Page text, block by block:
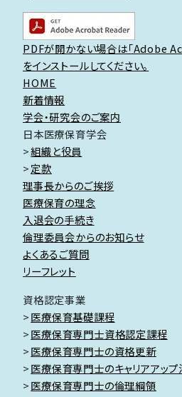
PDFが開かない場合は「Adobe
をインストールしてください。
HOME
新着情報
学会・研究会のご案内
日本医療保育学会
組織と役員
定款
理事長からのご挨拶
医療保育の理念
入退会の手続き
倫理委員会からのお知らせ
よくあるご質問
リーフレット
資格認定事業
医療保育基礎課程
医療保育専門士資格認定課程
医療保育専門士の資格更新
医療保育専門士のキャリアアッ
医療保育専門士の倫理綱領